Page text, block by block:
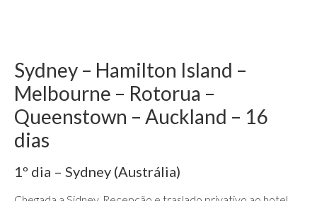
Sydney – Hamilton Island –
Melbourne – Rotorua –
Queenstown – Auckland – 16
dias
1º dia – Sydney (Austrália)